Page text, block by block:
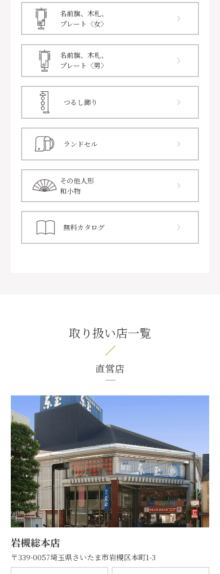
名前旗、木札、
プレート〈女〉
名前旗、木札、
プレート〈男〉
つるし飾り
ランドセル
その他人形
和小物
無料カタログ
取り扱い店一覧
直営店
岩槻総本店
〒339-0057埼玉県さいたま市岩槻区本町1-3